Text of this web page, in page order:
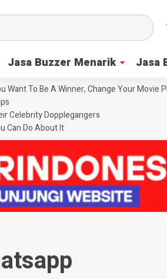
Jasa Buzzer Menarik Jasa
Want To Be A Winner, Change Your Movie
Celebrity Dopplegangers
Can Do About It